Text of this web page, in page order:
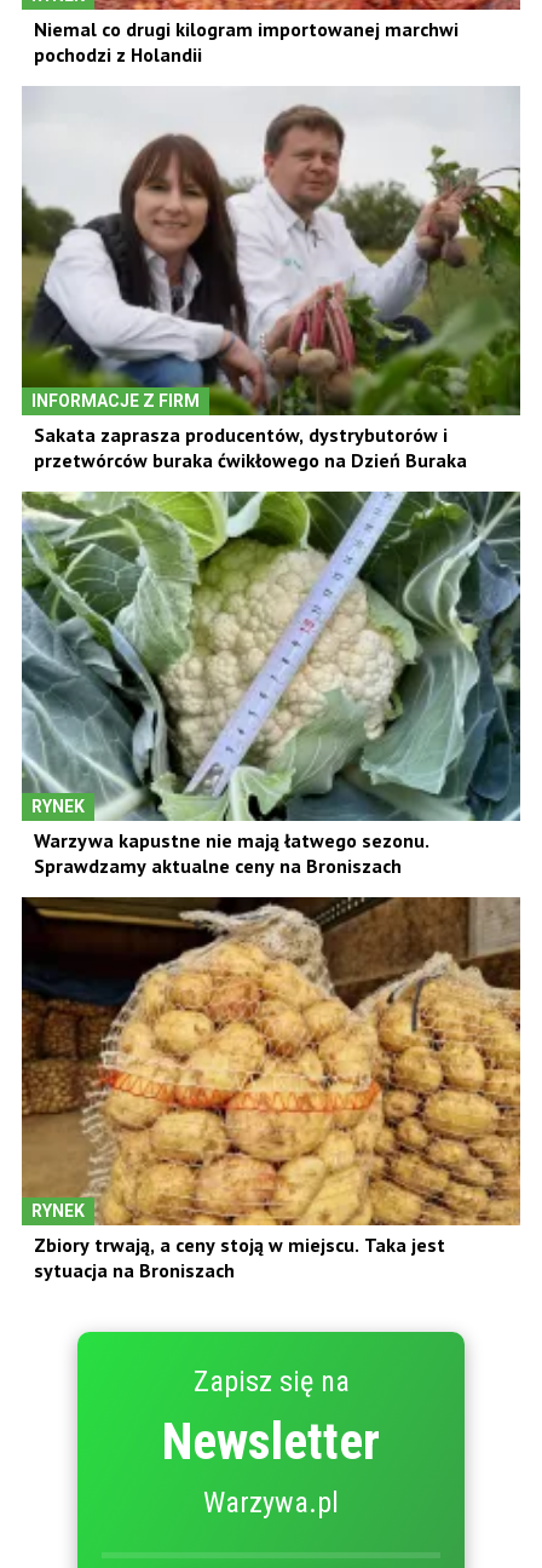
Niemal co drugi kilogram importowanej marchwi
pochodzi z Holandii
INFORMACJE Z FIRM
Sakata zaprasza producentów, dystrybutorów i
przetwórców buraka ćwikłowego na Dzień Buraka
RYNEK
Warzywa kapustne nie mają łatwego sezonu.
Sprawdzamy aktualne ceny na Broniszach
RYNEK
Zbiory trwają, a ceny stoją w miejscu. Taka jest
sytuacja na Broniszach
Zapisz się na
Newsletter
Warzywa.pl